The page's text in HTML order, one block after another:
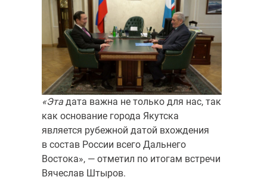
«Этадата важна не только для нас, так
как основание города Якутска
является рубежной датой вхождения
в состав России всего Дальнего
Востока», — отметил по итогам встречи
Вячеслав Штыров.